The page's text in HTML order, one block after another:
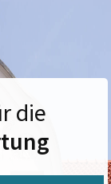
die